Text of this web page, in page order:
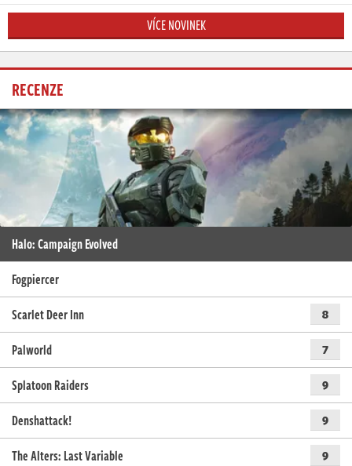
VÍCE NOVINEK
RECENZE
Halo: Campaign Evolved
Fogpiercer
Scarlet Deer Inn
8
Palworld 7
Splatoon Raiders 9
Denshattack! 9
The Alters: Last Variable 9